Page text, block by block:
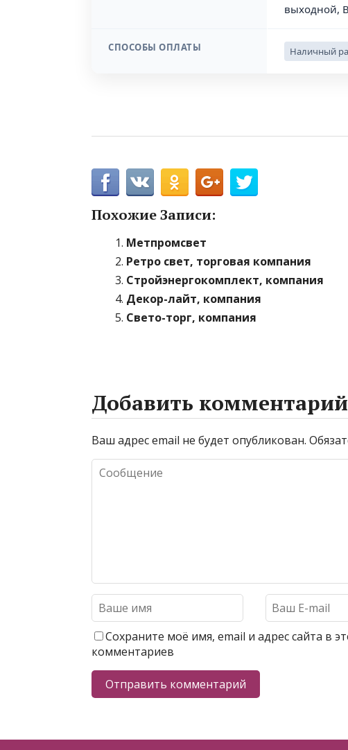
выходной,
СПОСОБЫ ОПЛАТЫ Наличный
Похожие Записи:
Метпромсвет
Ретро свет, торговая компания
Стройэнергокомплект, компания
Декор-лайт, компания
Свето-торг, компания
Добавить комментарий
Ваш адрес email не будет опубликован.
Сохраните моё имя, email и адрес сайта в
комментариев